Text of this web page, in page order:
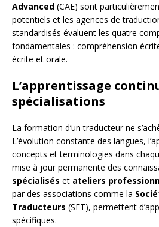
Advanced (CAE) sont
potentiels et les agences de
standardisés évaluent les quatre
fondamentales : compréhension
écrite et orale.
L’apprentissage
spécialisations
La formation d’un traducteur ne
L’évolution constante des langues,
concepts et terminologies dans
mise à jour permanente des
spécialisés et ateliers
par des associations comme la
Traducteurs (SFT), permettent
spécifiques.